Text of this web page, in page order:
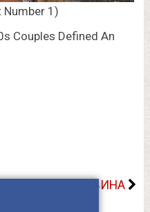
НАСТУПНА НОВИНА